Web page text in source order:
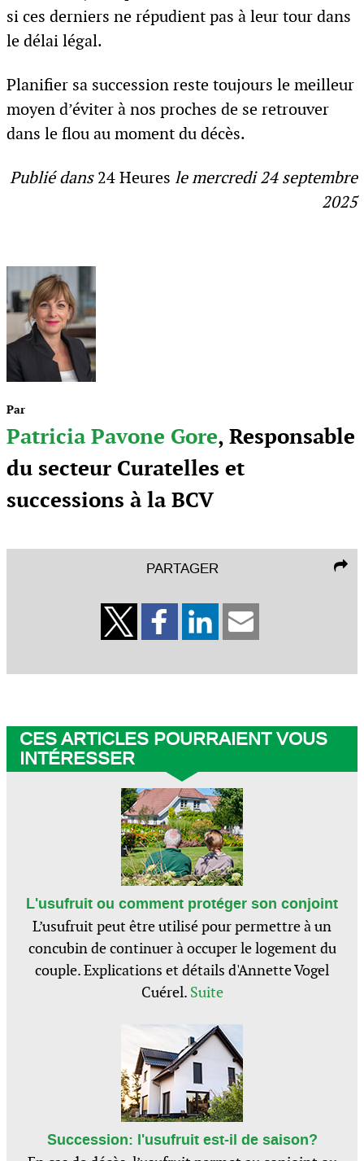
si ces derniers ne répudient pas à leur tour dans
le délai légal.
Planifier sa succession reste toujours le meilleur
moyen d’éviter à nos proches de se retrouver
dans le flou au moment du décès.
Publié dans24 Heures le mercredi 24 septembre
2025
Par
Patricia Pavone Gore, Responsable
du secteur Curatelles et
successions à la BCV
PARTAGER
CES ARTICLES POURRAIENT VOUS
INTÉRESSER
L'usufruit ou comment protéger son conjoint
L’usufruit peut être utilisé pour permettre à un
concubin de continuer à occuper le logement du
couple. Explications et détails d'Annette Vogel
Cuérel. Suite
Succession: l'usufruit est-il de saison?